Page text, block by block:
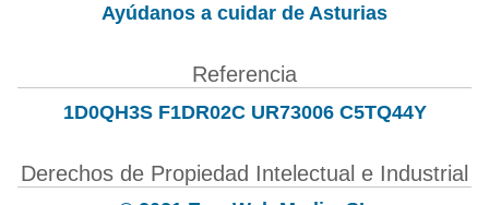
Ayúdanos a cuidar de Asturias
Referencia
1D0QH3S F1DR02C UR73006 C5TQ44Y
Derechos de Propiedad Intelectual e Industrial